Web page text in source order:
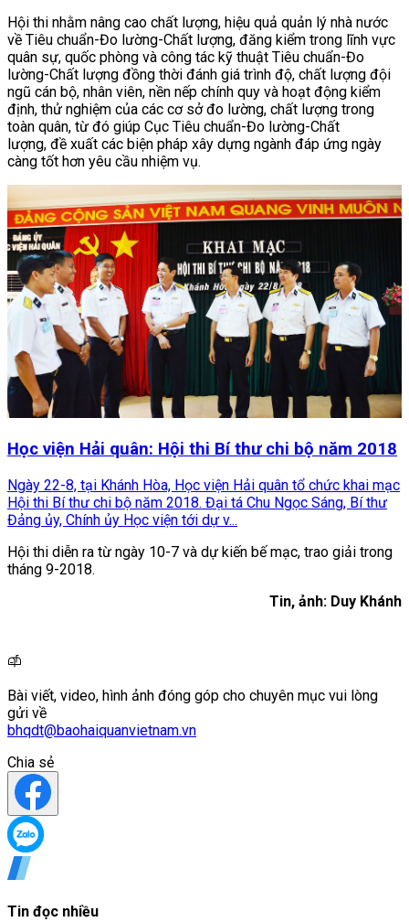
Hội thi nhằm nâng cao chất lượng, hiệu quả quản lý nhà nước
về Tiêu chuẩn-Đo lường-Chất lượng, đăng kiểm trong lĩnh vực
quân sự, quốc phòng và công tác kỹ thuật Tiêu chuẩn-Đo
lường-Chất lượng đồng thời đánh giá trình độ, chất lượng đội
ngũ cán bộ, nhân viên, nền nếp chính quy và hoạt động kiểm
định, thử nghiệm của các cơ sở đo lường, chất lượng trong
toàn quân, từ đó giúp Cục Tiêu chuẩn-Đo lường-Chất
lượng, đề xuất các biện pháp xây dựng ngành đáp ứng ngày
càng tốt hơn yêu cầu nhiệm vụ.
Học viện Hải quân: Hội thi Bí thư chi bộ năm 2018
Ngày 22-8, tại Khánh Hòa, Học viện Hải quân tổ chức khai mạc
Hội thi Bí thư chi bộ năm 2018. Đại tá Chu Ngọc Sáng, Bí thư
Đảng ủy, Chính ủy Học viện tới dự v...
Hội thi diễn ra từ ngày 10-7 và dự kiến bế mạc, trao giải trong
tháng 9-2018.
Tin, ảnh: Duy Khánh
Bài viết, video, hình ảnh đóng góp cho chuyên mục vui lòng
gửi về
bhqdt@baohaiquanvietnam.vn
Chia sẻ
Tin đọc nhiều